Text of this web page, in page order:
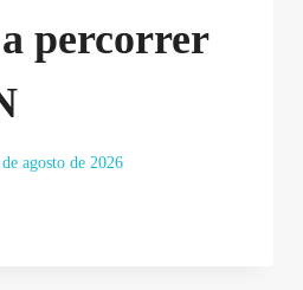
percorrer
agosto de 2026